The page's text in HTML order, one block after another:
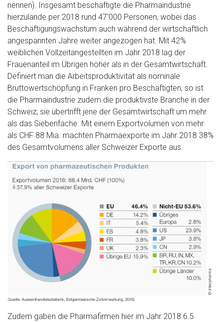
nennen). Insgesamt beschäftigte die Pharmaindustrie
hierzulande per 2018 rund 47'000 Personen, wobei das
Beschäftigungswachstum auch während der wirtschaftlich
angespannten Jahre weiter angezogen hat. Mit 42%
weiblichen Vollzeitangestellten im Jahr 2018 lag der
Frauenanteil im Übrigen höher als in der Gesamtwirtschaft.
Definiert man die Arbeitsproduktivität als nominale
Bruttowertschöpfung in Franken pro Beschäftigten, so ist
die Pharmaindustrie zudem die produktivste Branche in der
Schweiz; sie übertrifft jene der Gesamtwirtschaft um mehr
als das Siebenfache. Mit einem Exportvolumen von mehr
als CHF 88 Mia. machten Pharmaexporte im Jahr 2018 38%
des Gesamtvolumens aller Schweizer Exporte aus.
Zudem gaben die Pharmafirmen hier im Jahr 2018 6.5